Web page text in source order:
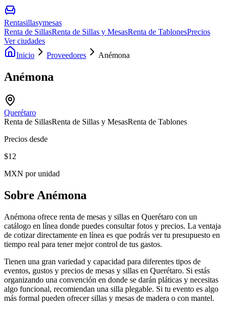
Rentasillasymesas
Renta de SillasRenta de Sillas y MesasRenta de TablonesPrecios
Ver ciudades
Inicio
Proveedores Anémona
Anémona
Querétaro
Renta de SillasRenta de Sillas y MesasRenta de Tablones
Precios desde
$12
MXN por unidad
Sobre Anémona
Anémona ofrece renta de mesas y sillas en Querétaro con un
catálogo en línea donde puedes consultar fotos y precios. La ventaja
de cotizar directamente en línea es que podrás ver tu presupuesto en
tiempo real para tener mejor control de tus gastos.
Tienen una gran variedad y capacidad para diferentes tipos de
eventos, gustos y precios de mesas y sillas en Querétaro. Si estás
organizando una convención en donde se darán pláticas y necesitas
algo funcional, recomiendan una silla plegable. Si tu evento es algo
más formal pueden ofrecer sillas y mesas de madera o con mantel.